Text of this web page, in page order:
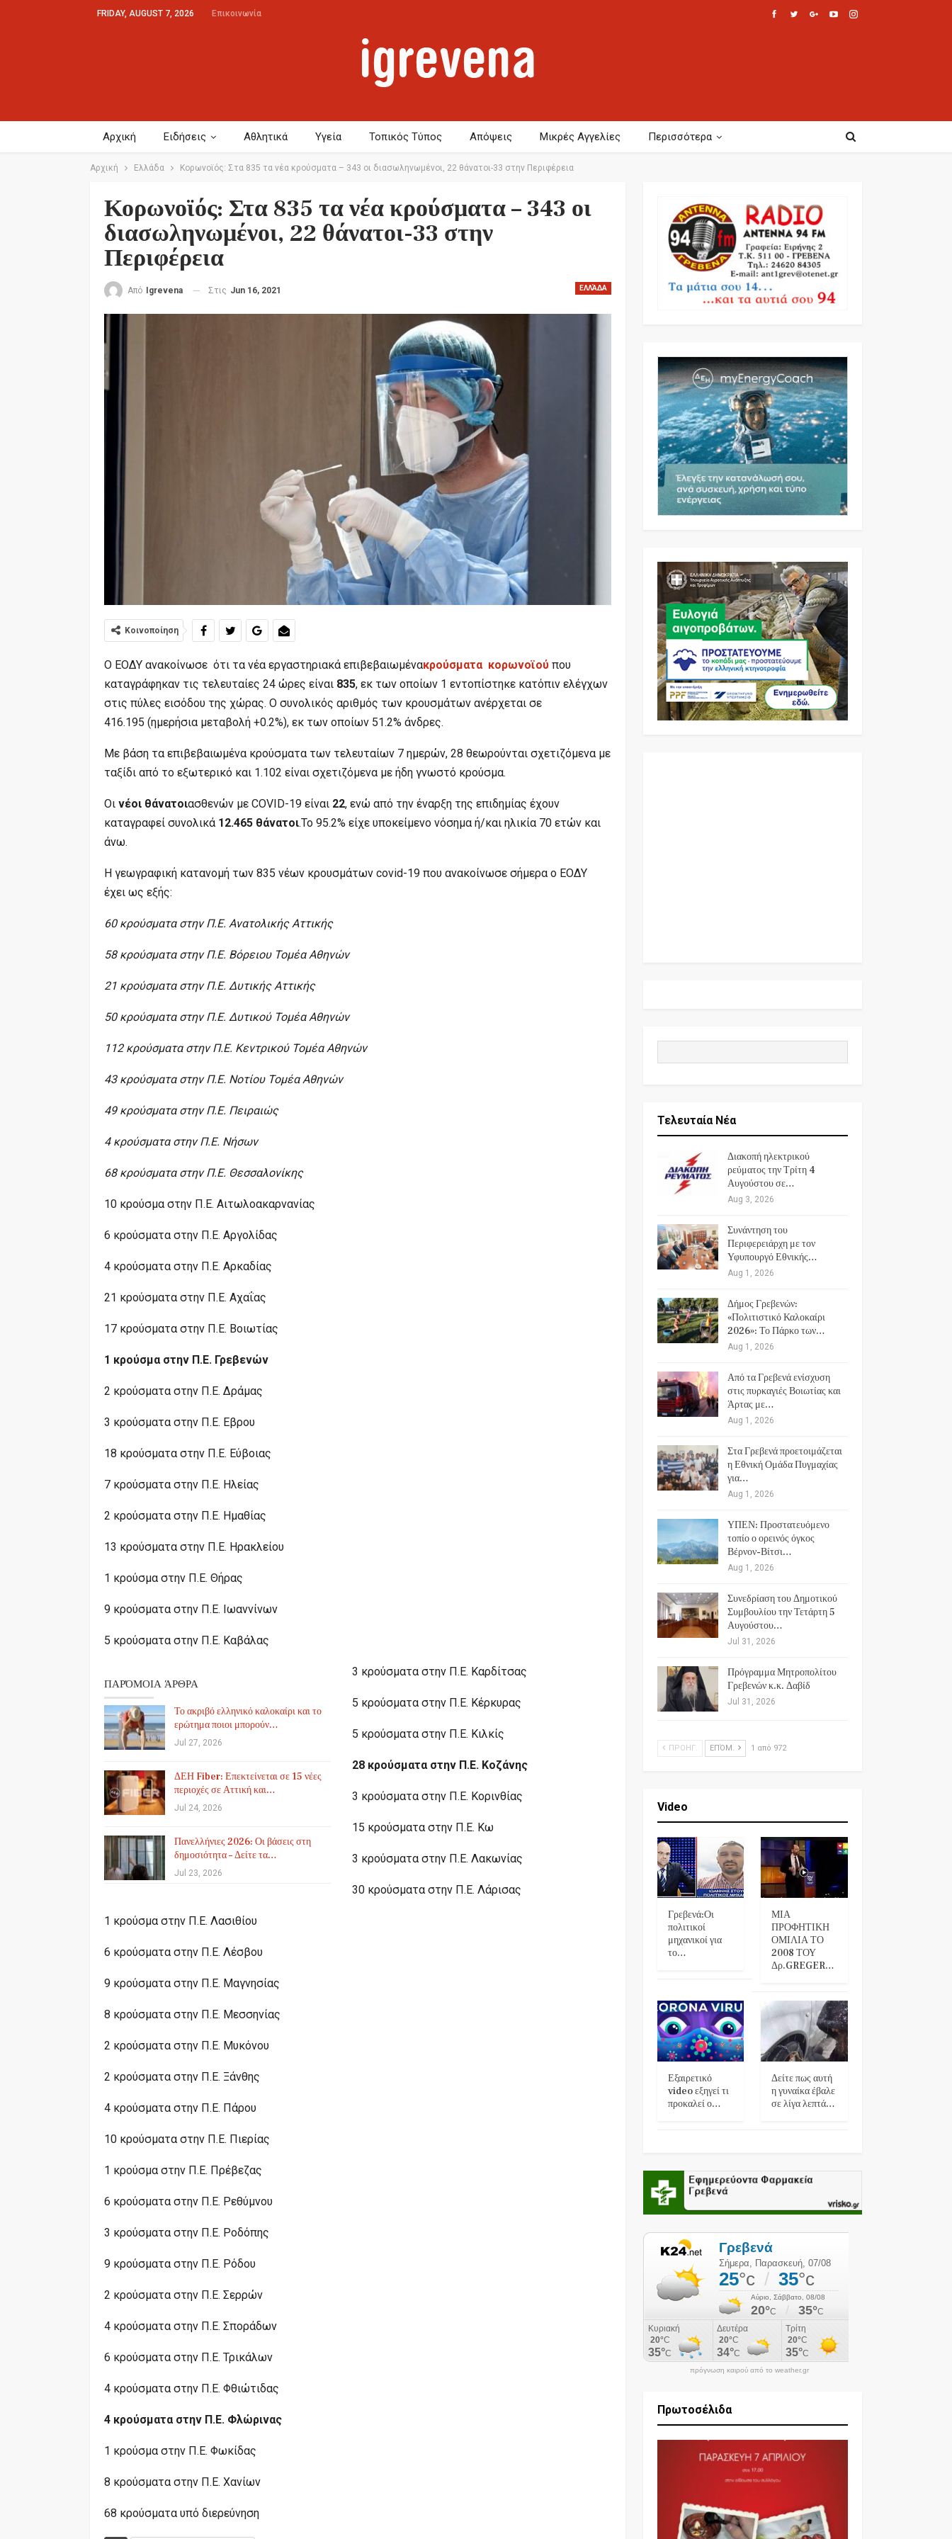
FRIDAY, AUGUST 7, 2026 Επικοινωνία
Αρχική Ειδήσεις Αθλητικά Υγεία Τοπικός Τύπος Απόψεις Μικρές Αγγελίες Περισσότερα
Αρχική Ελλάδα Κορωνοϊός: Στα 835 τα νέα κρούσματα – 343 οι διασωληνωμένοι, 22 θάνατοι-33 στην Περιφέρεια
Κορωνοϊός: Στα 835 τα νέα κρούσματα – 343 οι
διασωληνωμένοι, 22 θάνατοι-33 στην
Περιφέρεια
ΕΛΛΆΔΑ
Από Igrevena Στις Jun 16, 2021
Κοινοποίηση
Ο ΕΟΔΥ ανακοίνωσε ότι τα νέα εργαστηριακά επιβεβαιωμένακρούσματα κορωνοϊού που
καταγράφηκαν τις τελευταίες 24 ώρες είναι 835, εκ των οποίων 1 εντοπίστηκε κατόπιν ελέγχων
στις πύλες εισόδου της χώρας. Ο συνολικός αριθμός των κρουσμάτων ανέρχεται σε
416.195 (ημερήσια μεταβολή +0.2%), εκ των οποίων 51.2% άνδρες.
Με βάση τα επιβεβαιωμένα κρούσματα των τελευταίων 7 ημερών, 28 θεωρούνται σχετιζόμενα με
ταξίδι από το εξωτερικό και 1.102 είναι σχετιζόμενα με ήδη γνωστό κρούσμα.
Οι νέοι θάνατοιασθενών με COVID-19 είναι 22, ενώ από την έναρξη της επιδημίας έχουν
καταγραφεί συνολικά 12.465 θάνατοι.Το 95.2% είχε υποκείμενο νόσημα ή/και ηλικία 70 ετών και
άνω.
Η γεωγραφική κατανομή των 835 νέων κρουσμάτων covid-19 που ανακοίνωσε σήμερα ο ΕΟΔΥ
έχει ως εξής:
60 κρούσματα στην Π.Ε. Ανατολικής Αττικής
58 κρούσματα στην Π.Ε. Βόρειου Τομέα Αθηνών
21 κρούσματα στην Π.Ε. Δυτικής Αττικής
50 κρούσματα στην Π.Ε. Δυτικού Τομέα Αθηνών
112 κρούσματα στην Π.Ε. Κεντρικού Τομέα Αθηνών
43 κρούσματα στην Π.Ε. Νοτίου Τομέα Αθηνών
49 κρούσματα στην Π.Ε. Πειραιώς
4 κρούσματα στην Π.Ε. Νήσων
68 κρούσματα στην Π.Ε. Θεσσαλονίκης
10 κρούσμα στην Π.Ε. Αιτωλοακαρνανίας
6 κρούσματα στην Π.Ε. Αργολίδας
4 κρούσματα στην Π.Ε. Αρκαδίας
21 κρούσματα στην Π.Ε. Αχαΐας
17 κρούσματα στην Π.Ε. Βοιωτίας
1 κρούσμα στην Π.Ε. Γρεβενών
2 κρούσματα στην Π.Ε. Δράμας
3 κρούσματα στην Π.Ε. Εβρου
18 κρούσματα στην Π.Ε. Εύβοιας
7 κρούσματα στην Π.Ε. Ηλείας
2 κρούσματα στην Π.Ε. Ημαθίας
13 κρούσματα στην Π.Ε. Ηρακλείου
1 κρούσμα στην Π.Ε. Θήρας
9 κρούσματα στην Π.Ε. Ιωαννίνων
5 κρούσματα στην Π.Ε. Καβάλας
ΠΑΡΌΜΟΙΑ ΆΡΘΡΑ
Το ακριβό ελληνικό καλοκαίρι και το
ερώτημα ποιοι μπορούν…
Jul 27, 2026
ΔΕΗ Fiber: Επεκτείνεται σε 15 νέες
περιοχές σε Αττική και…
Jul 24, 2026
Πανελλήνιες 2026: Οι βάσεις στη
δημοσιότητα – Δείτε τα…
Jul 23, 2026
3 κρούσματα στην Π.Ε. Καρδίτσας
5 κρούσματα στην Π.Ε. Κέρκυρας
5 κρούσματα στην Π.Ε. Κιλκίς
28 κρούσματα στην Π.Ε. Κοζάνης
3 κρούσματα στην Π.Ε. Κορινθίας
15 κρούσματα στην Π.Ε. Κω
3 κρούσματα στην Π.Ε. Λακωνίας
30 κρούσματα στην Π.Ε. Λάρισας
1 κρούσμα στην Π.Ε. Λασιθίου
6 κρούσματα στην Π.Ε. Λέσβου
9 κρούσματα στην Π.Ε. Μαγνησίας
8 κρούσματα στην Π.Ε. Μεσσηνίας
2 κρούσματα στην Π.Ε. Μυκόνου
2 κρούσματα στην Π.Ε. Ξάνθης
4 κρούσματα στην Π.Ε. Πάρου
10 κρούσματα στην Π.Ε. Πιερίας
1 κρούσμα στην Π.Ε. Πρέβεζας
6 κρούσματα στην Π.Ε. Ρεθύμνου
3 κρούσματα στην Π.Ε. Ροδόπης
9 κρούσματα στην Π.Ε. Ρόδου
2 κρούσματα στην Π.Ε. Σερρών
4 κρούσματα στην Π.Ε. Σποράδων
6 κρούσματα στην Π.Ε. Τρικάλων
4 κρούσματα στην Π.Ε. Φθιώτιδας
4 κρούσματα στην Π.Ε. Φλώρινας
1 κρούσμα στην Π.Ε. Φωκίδας
8 κρούσματα στην Π.Ε. Χανίων
68 κρούσματα υπό διερεύνηση
Τελευταία Νέα
Διακοπή ηλεκτρικού
ρεύματος την Τρίτη 4
Αυγούστου σε…
Aug 3, 2026
Συνάντηση του
Περιφερειάρχη με τον
Υφυπουργό Εθνικής…
Aug 1, 2026
Δήμος Γρεβενών:
«Πολιτιστικό Καλοκαίρι
2026»: Το Πάρκο των…
Aug 1, 2026
Από τα Γρεβενά ενίσχυση
στις πυρκαγιές Βοιωτίας και
Άρτας με…
Aug 1, 2026
Στα Γρεβενά προετοιμάζεται
η Εθνική Ομάδα Πυγμαχίας
για…
Aug 1, 2026
ΥΠΕΝ: Προστατευόμενο
τοπίο ο ορεινός όγκος
Βέρνον-Βίτσι…
Aug 1, 2026
Συνεδρίαση του Δημοτικού
Συμβουλίου την Τετάρτη 5
Αυγούστου…
Jul 31, 2026
Πρόγραμμα Μητροπολίτου
Γρεβενών κ.κ. Δαβίδ
Jul 31, 2026
ΠΡΟΗΓ. ΕΠΌΜ. 1 από 972
Video
Γρεβενά:Οι
πολιτικοί
μηχανικοί για
το…
ΜΙΑ
ΠΡΟΦΗΤΙΚΗ
ΟΜΙΛΙΑ ΤΟ
2008 ΤΟΥ
Δρ.GREGER…
Εξαιρετικό
video εξηγεί τι
προκαλεί ο…
Δείτε πως αυτή
η γυναίκα έβαλε
σε λίγα λεπτά…
πρόγνωση καιρού από το weather.gr
Πρωτοσέλιδα